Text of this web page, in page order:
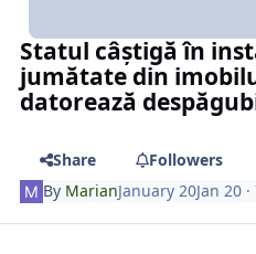
Statul câștigă în
jumătate din
datorează
Share
Followers
By MarianJanuary 20Jan 20